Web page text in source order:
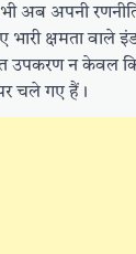
अब अपनी
क्षमता वाले
उपकरण न केवल
चले गए हैं।